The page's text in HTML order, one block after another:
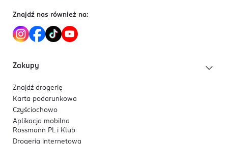
Znajdź nas również na:
Zakupy
Znajdź drogerię
Karta podarunkowa
Czyściochowo
Aplikacja mobilna
Rossmann PL i Klub
Drogeria internetowa